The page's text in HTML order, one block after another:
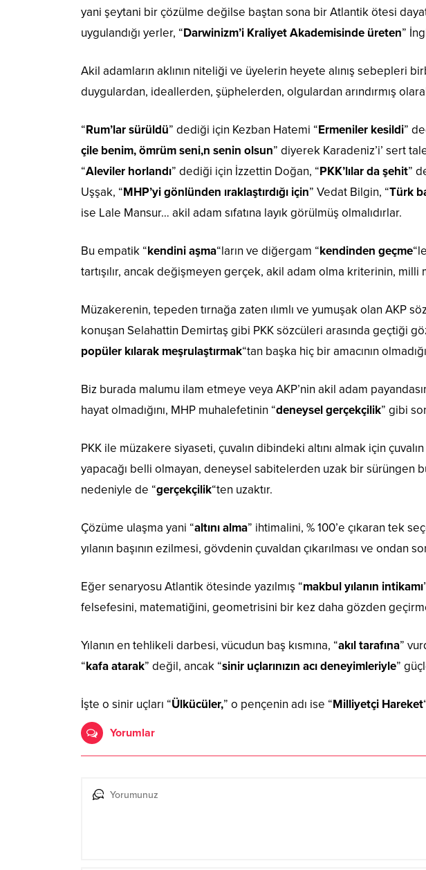
yani şeytani bir çözülme değilse baştan sona bir Atlantik ötesi
uygulandığı yerler, “Darwinizm’i Kraliyet Akademisinde üreten”
Akil adamların aklının niteliği ve üyelerin heyete alınış sebepleri
duygulardan, ideallerden, şüphelerden, olgulardan arındırmış
“Rum’lar sürüldü” dediği için Kezban Hatemi “Ermeniler kesildi”
çile benim, ömrüm seni,n senin olsun” diyerek Karadeniz’i’ sert
“Aleviler horlandı” dediği için İzzettin Doğan, “PKK’lılar da şehit”
Uşşak, “MHP’yi gönlünden ıraklaştırdığı için” Vedat Bilgin, “Türk
ise Lale Mansur… akil adam sıfatına layık görülmüş olmalıdırlar.
Bu empatik “kendini aşma“ların ve diğergam “kendinden geçme
tartışılır, ancak değişmeyen gerçek, akil adam olma kriterinin, milli
Müzakerenin, tepeden tırnağa zaten ılımlı ve yumuşak olan AKP
konuşan Selahattin Demirtaş gibi PKK sözcüleri arasında geçtiği
popüler kılarak meşrulaştırmak“tan başka hiç bir amacının
Biz burada malumu ilam etmeye veya AKP’nin akil adam
hayat olmadığını, MHP muhalefetinin “deneysel gerçekçilik” gibi
PKK ile müzakere siyaseti, çuvalın dibindeki altını almak için
yapacağı belli olmayan, deneysel sabitelerden uzak bir sürüngen
nedeniyle de “gerçekçilik“ten uzaktır.
Çözüme ulaşma yani “altını alma” ihtimalini, % 100’e çıkaran tek
yılanın başının ezilmesi, gövdenin çuvaldan çıkarılması ve ondan
Eğer senaryosu Atlantik ötesinde yazılmış “makbul yılanın intikamı
felsefesini, matematiğini, geometrisini bir kez daha gözden
Yılanın en tehlikeli darbesi, vücudun baş kısmına, “akıl tarafına”
“kafa atarak” değil, ancak “sinir uçlarınızın acı deneyimleriyle”
İşte o sinir uçları “Ülkücüler,” o pençenin adı ise “Milliyetçi Hareket
Yorumlar